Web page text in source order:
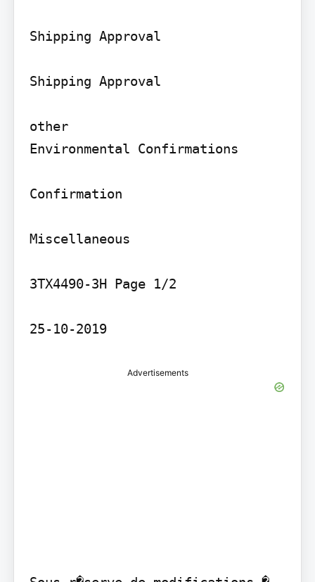
Shipping Approval
Shipping Approval
other
Environmental Confirmations
Confirmation
Miscellaneous
3TX4490-3H Page 1/2
25-10-2019
Advertisements